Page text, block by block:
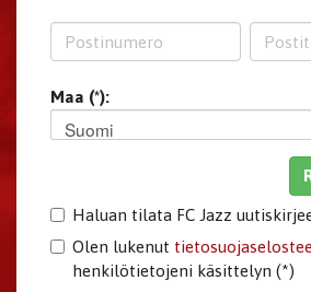
Maa (*):
Suomi
Haluan tilata FC Jazz
Olen lukenut
henkilötietojeni käsittelyn (*)